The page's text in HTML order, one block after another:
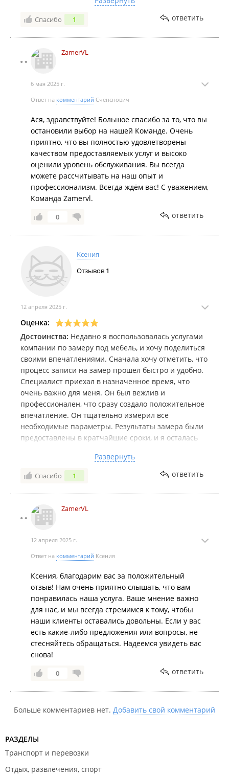
человеческий фактор. Так как ребята
специализируется на замерах под встроенную
получаю от ребят чертежи в электроном виде и
фотофиксацию объекта. Теперь не нужно
обмерить верхние этажи) это делают ребята из
компании ЗамерВЛ. Ребята - вам спасибо и
Спасибо 1 ответить
ZamerVL
6 мая 2025 г.
Ответ на комментарий Сченснович
Ася, здравствуйте! Большое спасибо за то, что вы
остановили выбор на нашей Команде. Очень
приятно, что вы полностью удовлетворены
качеством предоставляемых услуг и высоко
оценили уровень обслуживания. Вы всегда
можете рассчитывать на наш опыт и
профессионализм. Всегда ждём вас! С уважением,
Команда Zamervl.
0 ответить
Ксения
Отзывов 1
12 апреля 2025 г.
Оценка:
Достоинства: Недавно я воспользовалась услугами
компании по замеру под мебель, и хочу поделиться
своими впечатлениями. Сначала хочу отметить, что
процесс записи на замер прошел быстро и удобно.
Специалист приехал в назначенное время, что
очень важно для меня. Он был вежлив и
профессионален, что сразу создало положительное
впечатление. Он тщательно измерил все
необходимые параметры. Результаты замера были
предоставлены в кратчайшие сроки, и я осталась
четкое представление о том, какие габариты
мебели подойдут для моего пространства. В целом,
я осталась очень довольна услугами и рекомендую
эту компанию всем, кто планирует покупку мебели.
Недостатки:Не обнаружила
Комментарий:
Развернуть
Спасибо 1 ответить
ZamerVL
12 апреля 2025 г.
Ответ на комментарий Ксения
Ксения, благодарим вас за положительный
отзыв! Нам очень приятно слышать, что вам
понравилась наша услуга. Ваше мнение важно
для нас, и мы всегда стремимся к тому, чтобы
наши клиенты оставались довольны. Если у вас
есть какие-либо предложения или вопросы, не
стесняйтесь обращаться. Надеемся увидеть вас
снова!
0 ответить
Больше комментариев нет. Добавить свой комментарий
РАЗДЕЛЫ
Транспорт и перевозки
Отдых, развлечения, спорт